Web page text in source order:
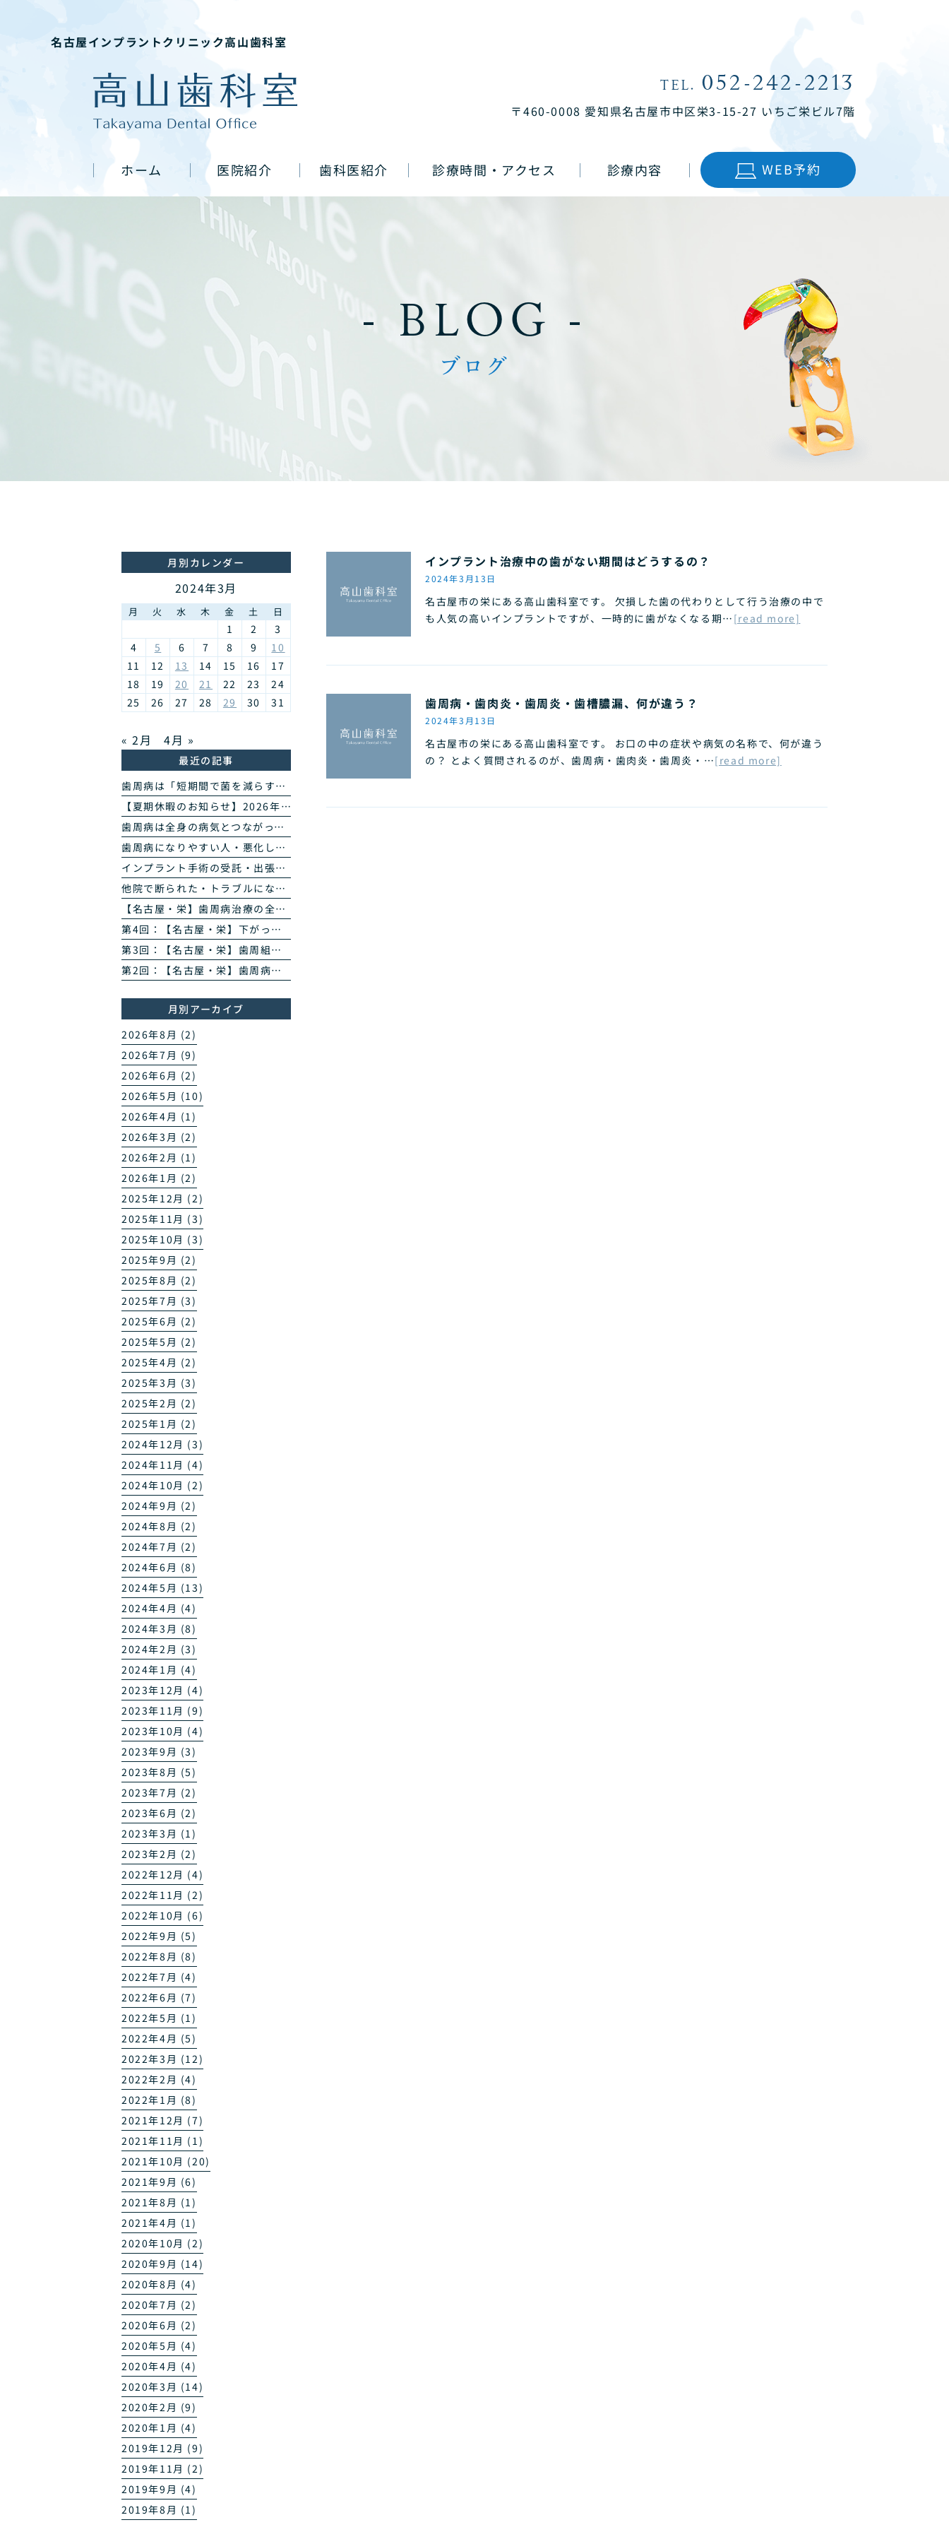
名古屋インプラントクリニック高山歯科室
TEL. 052-242-2213
〒460-0008 愛知県名古屋市中区栄3-15-27 いちご栄ビル7階
ホーム 医院紹介 歯科医紹介 診療時間・アクセス 診療内容 WEB予約
- BLOG -
ブログ
インプラント治療中の歯がない期間はどうするの？
2024年3月13日
名古屋市の栄にある高山歯科室です。 欠損した歯の代わりとして行う治療の中で
も人気の高いインプラントですが、一時的に歯がなくなる期… [read more]
歯周病・歯肉炎・歯周炎・歯槽膿漏、何が違う？
2024年3月13日
名古屋市の栄にある高山歯科室です。 お口の中の症状や病気の名称で、何が違う
の？ とよく質問されるのが、歯周病・歯肉炎・歯周炎・…[read more]
月別カレンダー
2024年3月
月 火 水 木 金 土 日
1 2
3
4
5 6 7 8 9
10
11
12 13 14 15 16
17
18
19 20 21 22 23
24
25
26 27 28 29 30 31
« 2月 4月 »
最近の記事
歯周病は「短期間で菌を減らす」治療へ｜当院の歯周病除菌プログラム
【夏期休暇のお知らせ】2026年8月11日(火・祝)〜16日(日)
歯周病は全身の病気とつながっています｜糖尿病・心臓・誤嚥性肺炎・認知症との関係｜名古屋・栄の高山歯科室
歯周病になりやすい人・悪化しやすい人｜生活習慣・持病・お薬のリスク因子｜名古屋・栄の高山歯科室
インプラント手術の受託・出張オペのご案内｜歯科医師の先生方へ
他院で断られた・トラブルになったインプラントのご相談
【名古屋・栄】歯周病治療の全4回まとめ｜検査から再生治療・歯肉退縮まで専門医が解説
第4回：【名古屋・栄】下がった歯ぐきは治る？ズッケリー法で歯肉退縮を改善する再生治療
第3回：【名古屋・栄】歯周組織再生治療とは？エムドゲイン・リグロスで歯を残す方法を専門医が解説
第2回：【名古屋・栄】歯周病のPCR菌検査とは？原因菌を見える化する4ステップを専門医が解説
月別アーカイブ
2026年8月 (2)
2026年7月 (9)
2026年6月 (2)
2026年5月 (10)
2026年4月 (1)
2026年3月 (2)
2026年2月 (1)
2026年1月 (2)
2025年12月 (2)
2025年11月 (3)
2025年10月 (3)
2025年9月 (2)
2025年8月 (2)
2025年7月 (3)
2025年6月 (2)
2025年5月 (2)
2025年4月 (2)
2025年3月 (3)
2025年2月 (2)
2025年1月 (2)
2024年12月 (3)
2024年11月 (4)
2024年10月 (2)
2024年9月 (2)
2024年8月 (2)
2024年7月 (2)
2024年6月 (8)
2024年5月 (13)
2024年4月 (4)
2024年3月 (8)
2024年2月 (3)
2024年1月 (4)
2023年12月 (4)
2023年11月 (9)
2023年10月 (4)
2023年9月 (3)
2023年8月 (5)
2023年7月 (2)
2023年6月 (2)
2023年3月 (1)
2023年2月 (2)
2022年12月 (4)
2022年11月 (2)
2022年10月 (6)
2022年9月 (5)
2022年8月 (8)
2022年7月 (4)
2022年6月 (7)
2022年5月 (1)
2022年4月 (5)
2022年3月 (12)
2022年2月 (4)
2022年1月 (8)
2021年12月 (7)
2021年11月 (1)
2021年10月 (20)
2021年9月 (6)
2021年8月 (1)
2021年4月 (1)
2020年10月 (2)
2020年9月 (14)
2020年8月 (4)
2020年7月 (2)
2020年6月 (2)
2020年5月 (4)
2020年4月 (4)
2020年3月 (14)
2020年2月 (9)
2020年1月 (4)
2019年12月 (9)
2019年11月 (2)
2019年9月 (4)
2019年8月 (1)